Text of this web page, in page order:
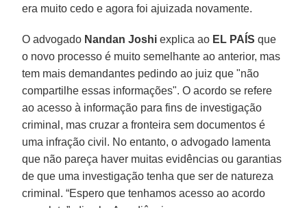
era muito cedo e agora foi ajuizada novamente.
O advogado Nandan Joshi explica ao EL PAÍS que
o novo processo é muito semelhante ao anterior, mas
tem mais demandantes pedindo ao juiz que "não
compartilhe essas informações". O acordo se refere
ao acesso à informação para fins de investigação
criminal, mas cruzar a fronteira sem documentos é
uma infração civil. No entanto, o advogado lamenta
que não pareça haver muitas evidências ou garantias
de que uma investigação tenha que ser de natureza
criminal. “Espero que tenhamos acesso ao acordo